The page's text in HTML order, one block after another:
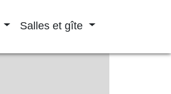
Salles et gîte